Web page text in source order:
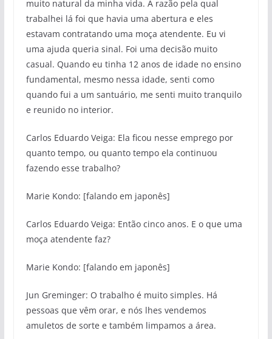
muito natural da minha vida. A razão pela qual
trabalhei lá foi que havia uma abertura e eles
estavam contratando uma moça atendente. Eu vi
uma ajuda queria sinal. Foi uma decisão muito
casual. Quando eu tinha 12 anos de idade no ensino
fundamental, mesmo nessa idade, senti como
quando fui a um santuário, me senti muito tranquilo
e reunido no interior.
Carlos Eduardo Veiga: Ela ficou nesse emprego por
quanto tempo, ou quanto tempo ela continuou
fazendo esse trabalho?
Marie Kondo: [falando em japonês]
Carlos Eduardo Veiga: Então cinco anos. E o que uma
moça atendente faz?
Marie Kondo: [falando em japonês]
Jun Greminger: O trabalho é muito simples. Há
pessoas que vêm orar, e nós lhes vendemos
amuletos de sorte e também limpamos a área.